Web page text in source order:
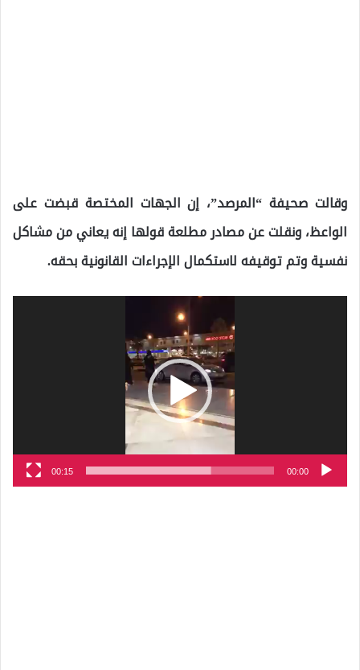
وقالت صحيفة “المرصد”، إن الجهات المختصة قبضت على
الواعظ، ونقلت عن مصادر مطلعة قولها إنه يعاني من مشاكل
نفسية وتم توقيفه لاستكمال الإجراءات القانونية بحقه.
00:00
00:15